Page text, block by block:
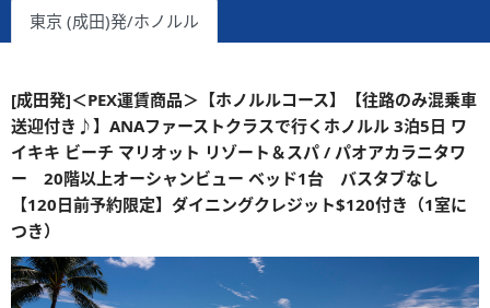
東京 (成田)発/ホノルル
[成田発]＜PEX運賃商品＞【ホノルルコース】【往路のみ混乗車
送迎付き♪】ANAファーストクラスで行くホノルル 3泊5日 ワ
イキキ ビーチ マリオット リゾート＆スパ / パオアカラニタワ
ー 20階以上オーシャンビュー ベッド1台 バスタブなし
【120日前予約限定】ダイニングクレジット$120付き（1室に
つき）